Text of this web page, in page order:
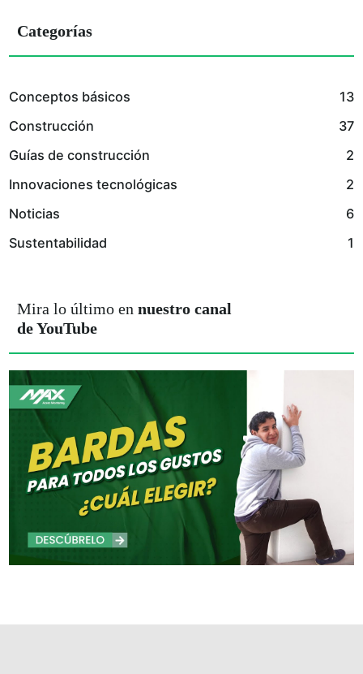
Categorías
Conceptos básicos
13
Construcción
37
Guías de construcción
2
Innovaciones tecnológicas
2
Noticias
6
Sustentabilidad
1
Mira lo último ennuestro canal
de YouTube